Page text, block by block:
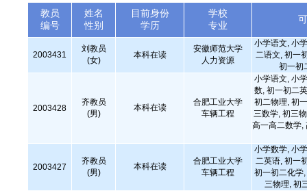
教员
编号
姓名
性别
目前身份
学历
学校
专业
2003431
刘教员
(女)
本科在读
安徽师范大学
人力资源
小学语文, 小
二语文, 初一
初一初
2003428
齐教员
(男)
本科在读
合肥工业大学
车辆工程
小学语文, 小
数, 初一初二
初二物理, 初
三数学, 初三
高一高二数学,
2003427
齐教员
(男)
本科在读
合肥工业大学
车辆工程
小学数学, 小
二英语, 初一
初一初二化学
三物理, 初